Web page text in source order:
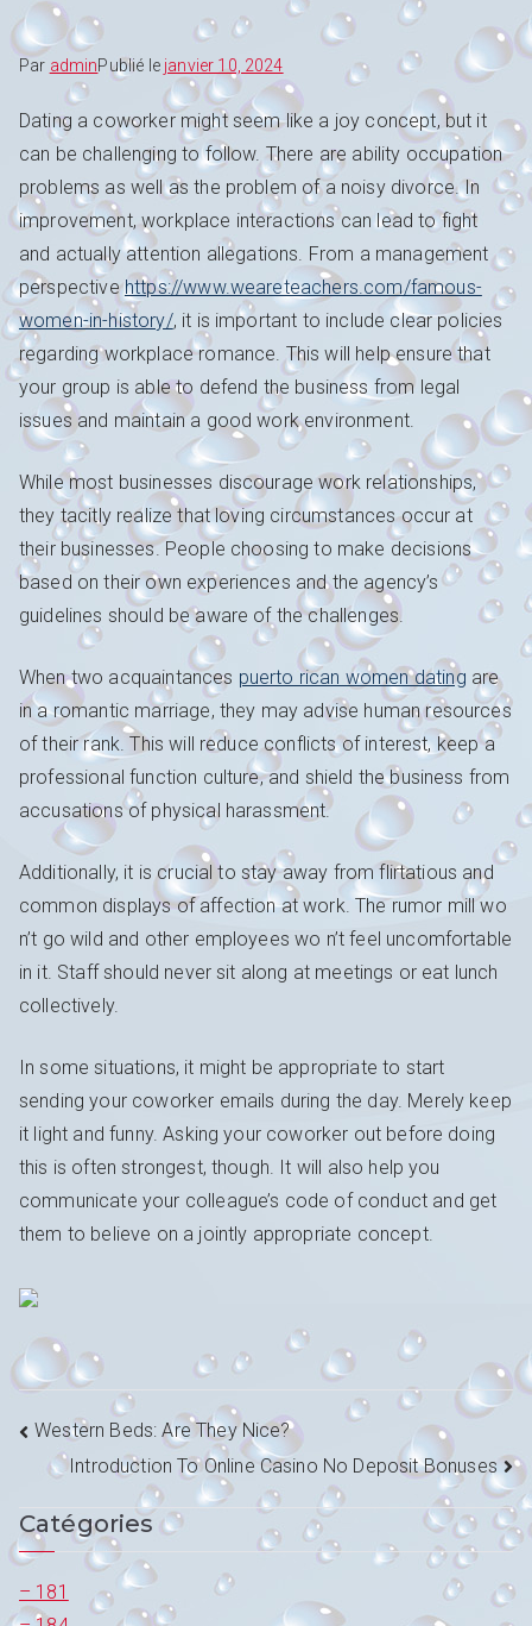
Par adminPublié le janvier 10, 2024
Dating a coworker might seem like a joy concept, but it
can be challenging to follow. There are ability occupation
problems as well as the problem of a noisy divorce. In
improvement, workplace interactions can lead to fight
and actually attention allegations. From a management
perspectivehttps://www.weareteachers.com/famous-
women-in-history/, it is important to include clear policies
regarding workplace romance. This will help ensure that
your group is able to defend the business from legal
issues and maintain a good work environment.
While most businesses discourage work relationships,
they tacitly realize that loving circumstances occur at
their businesses. People choosing to make decisions
based on their own experiences and the agency’s
guidelines should be aware of the challenges.
When two acquaintances puerto rican women dating are
in a romantic marriage, they may advise human resources
of their rank. This will reduce conflicts of interest, keep a
professional function culture, and shield the business from
accusations of physical harassment.
Additionally, it is crucial to stay away from flirtatious and
common displays of affection at work. The rumor mill wo
n’t go wild and other employees wo n’t feel uncomfortable
in it. Staff should never sit along at meetings or eat lunch
collectively.
In some situations, it might be appropriate to start
sending your coworker emails during the day. Merely keep
it light and funny. Asking your coworker out before doing
this is often strongest, though. It will also help you
communicate your colleague’s code of conduct and get
them to believe on a jointly appropriate concept.
Navigation
de
l’article
Western Beds: Are They Nice?
Introduction To Online Casino No Deposit Bonuses
Catégories
– 181